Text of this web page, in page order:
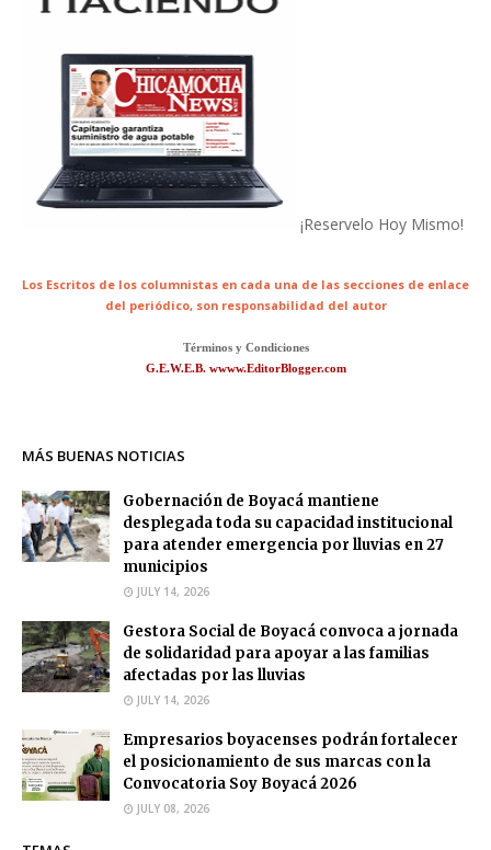
¡Reservelo Hoy Mismo!
Los Escritos de los columnistas en cada una de las secciones de enlace
del periódico, son responsabilidad del autor
Términos y Condiciones
G.E.W.E.B. wwww.EditorBlogger.com
MÁS BUENAS NOTICIAS
Gobernación de Boyacá mantiene
desplegada toda su capacidad institucional
para atender emergencia por lluvias en 27
municipios
JULY 14, 2026
Gestora Social de Boyacá convoca a jornada
de solidaridad para apoyar a las familias
afectadas por las lluvias
JULY 14, 2026
Empresarios boyacenses podrán fortalecer
el posicionamiento de sus marcas con la
Convocatoria Soy Boyacá 2026
JULY 08, 2026